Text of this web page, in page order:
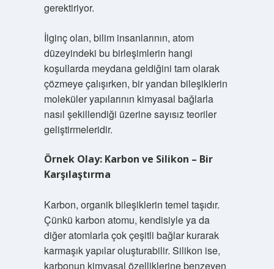
gerektiriyor.
İlginç olan, bilim insanlarının, atom
düzeyindeki bu birleşimlerin hangi
koşullarda meydana geldiğini tam olarak
çözmeye çalışırken, bir yandan bileşiklerin
moleküler yapılarının kimyasal bağlarla
nasıl şekillendiği üzerine sayısız teoriler
geliştirmeleridir.
Örnek Olay: Karbon ve Silikon – Bir
Karşılaştırma
Karbon, organik bileşiklerin temel taşıdır.
Çünkü karbon atomu, kendisiyle ya da
diğer atomlarla çok çeşitli bağlar kurarak
karmaşık yapılar oluşturabilir. Silikon ise,
karbonun kimyasal özelliklerine benzeyen